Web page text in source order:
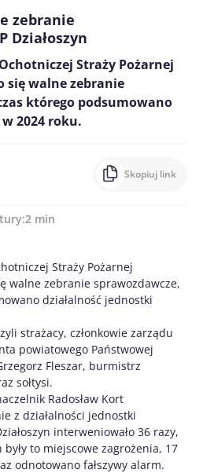
zebranie
Działoszyn
Straży Pożarnej
się walne zebranie
którego podsumowano
2024 roku.
Skopiuj link
2 min
Straży Pożarnej
walne zebranie sprawozdawcze,
działalność jednostki
strażacy, członkowie zarządu
powiatowego Państwowej
Fleszar, burmistrz
sołtysi.
Radosław Kort
z działalności jednostki
interweniowało 36 razy,
to miejscowe zagrożenia, 17
odnotowano fałszywy alarm.